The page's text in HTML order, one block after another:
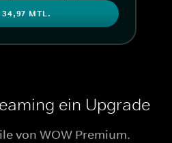
34,97 MTL.
ein Upgrade
von WOW Premium.